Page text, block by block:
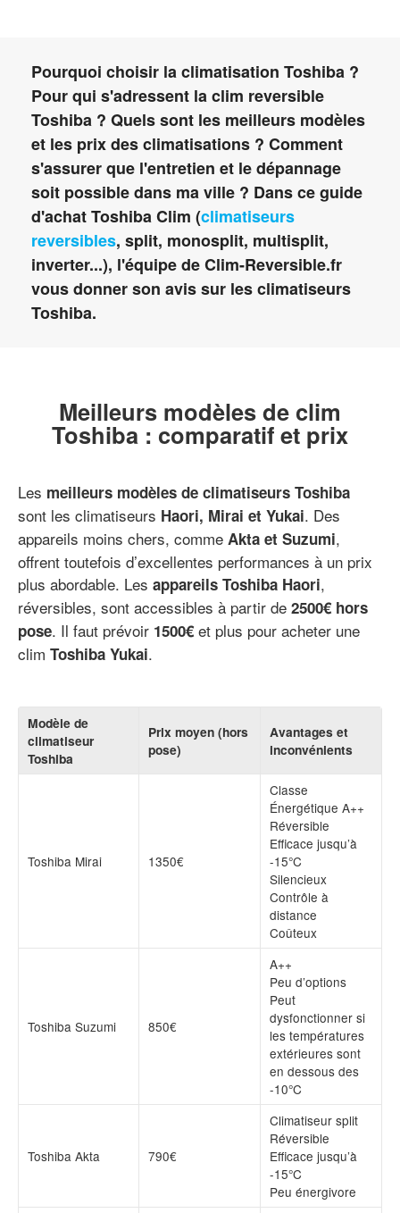
Pourquoi choisir la climatisation Toshiba ?
Pour qui s'adressent la clim reversible
Toshiba ? Quels sont les meilleurs modèles
et les prix des climatisations ? Comment
s'assurer que l'entretien et le dépannage
soit possible dans ma ville ? Dans ce guide
d'achat Toshiba Clim (climatiseurs
reversibles, split, monosplit, multisplit,
inverter...), l'équipe de Clim-Reversible.fr
vous donner son avis sur les climatiseurs
Toshiba.
Meilleurs modèles de clim
Toshiba : comparatif et prix
Les meilleurs modèles de climatiseurs Toshiba
sont les climatiseurs Haori, Mirai et Yukai. Des
appareils moins chers, comme Akta et Suzumi,
offrent toutefois d’excellentes performances à un prix
plus abordable. Les appareils Toshiba Haori,
réversibles, sont accessibles à partir de 2500€ hors
pose. Il faut prévoir 1500€ et plus pour acheter une
clim Toshiba Yukai.
Modèle de
climatiseur
Toshiba
Prix moyen (hors
pose)
Avantages et
inconvénients
Toshiba Mirai 1350€
Classe
Énergétique A++
Réversible
Efficace jusqu’à
-15°C
Silencieux
Contrôle à
distance
Coûteux
Toshiba Suzumi 850€
A++
Peu d’options
Peut
dysfonctionner si
les températures
extérieures sont
en dessous des
-10°C
Toshiba Akta 790€
Climatiseur split
Réversible
Efficace jusqu’à
-15°C
Peu énergivore